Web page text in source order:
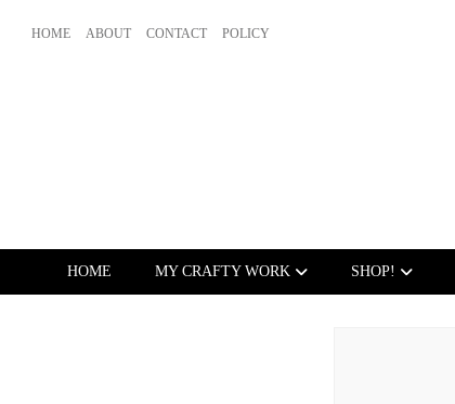
HOME ABOUT CONTACT POLICY
HOME MY CRAFTY WORK SHOP!